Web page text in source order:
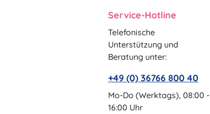
Service-Hotline
Telefonische
Unterstützung und
Beratung unter:
+49 (0) 36766 800 40
Mo-Do (Werktags), 08:00 -
16:00 Uhr